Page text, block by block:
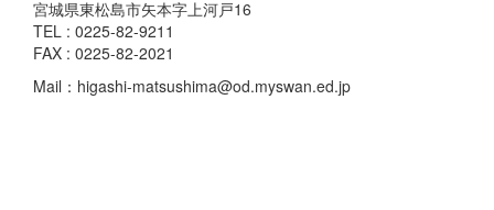
宮城県東松島市矢本字上河戸16
TEL : 0225-82-9211
FAX : 0225-82-2021
Mail：higashi-matsushima@od.myswan.ed.jp